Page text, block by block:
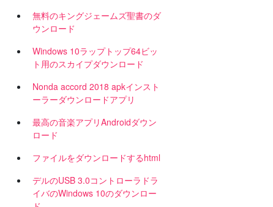
無料のキングジェームズ聖書のダ
ウンロード
Windows 10ラップトップ64ビッ
ト用のスカイプダウンロード
Nonda accord 2018 apkインスト
ーラーダウンロードアプリ
最高の音楽アプリAndroidダウン
ロード
ファイルをダウンロードするhtml
デルのUSB 3.0コントローラドラ
イバのWindows 10のダウンロー